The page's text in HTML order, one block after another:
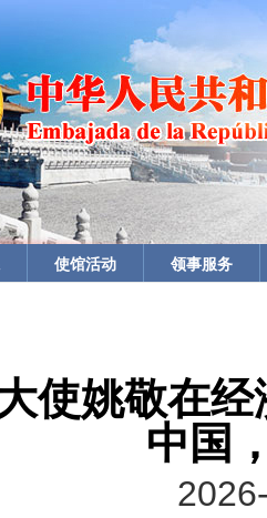
使馆活动 领事服务
使姚敬在
中国